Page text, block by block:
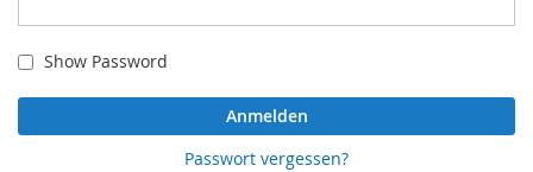
Show Password
Anmelden
Passwort vergessen?